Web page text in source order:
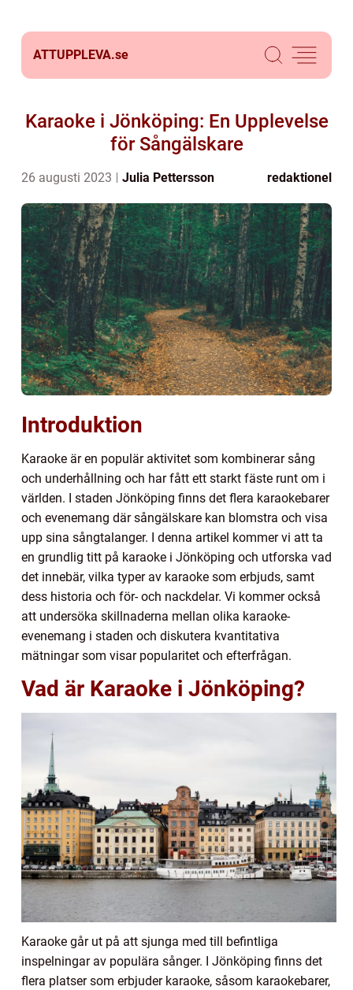
ATTUPPLEVA.se
Karaoke i Jönköping: En Upplevelse
för Sångälskare
26 augusti 2023 Julia Pettersson redaktionel
Introduktion
Karaoke är en populär aktivitet som kombinerar sång
och underhållning och har fått ett starkt fäste runt om i
världen. I staden Jönköping finns det flera karaokebarer
och evenemang där sångälskare kan blomstra och visa
upp sina sångtalanger. I denna artikel kommer vi att ta
en grundlig titt på karaoke i Jönköping och utforska vad
det innebär, vilka typer av karaoke som erbjuds, samt
dess historia och för- och nackdelar. Vi kommer också
att undersöka skillnaderna mellan olika karaoke-
evenemang i staden och diskutera kvantitativa
mätningar som visar popularitet och efterfrågan.
Vad är Karaoke i Jönköping?
Karaoke går ut på att sjunga med till befintliga
inspelningar av populära sånger. I Jönköping finns det
flera platser som erbjuder karaoke, såsom karaokebarer,